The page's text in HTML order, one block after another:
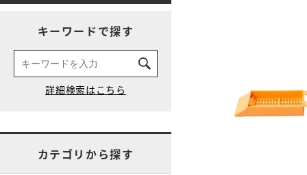
キーワードで探す
カテゴリから探す